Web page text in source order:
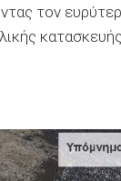
τον